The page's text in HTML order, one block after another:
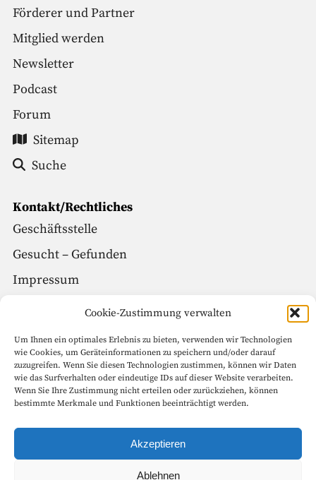
Cookie-Zustimmung verwalten
Um Ihnen ein optimales Erlebnis zu bieten, verwenden wir Technologien
wie Cookies, um Geräteinformationen zu speichern und/oder darauf
zuzugreifen. Wenn Sie diesen Technologien zustimmen, können wir Daten
wie das Surfverhalten oder eindeutige IDs auf dieser Website verarbeiten.
Wenn Sie Ihre Zustimmung nicht erteilen oder zurückziehen, können
bestimmte Merkmale und Funktionen beeinträchtigt werden.
Akzeptieren
Ablehnen
Förderer und Partner
Mitglied werden
Newsletter
Podcast
Forum
Sitemap
Suche
Kontakt/Rechtliches
Geschäftsstelle
Gesucht – Gefunden
Impressum
Social Media
Facebook
Instagram